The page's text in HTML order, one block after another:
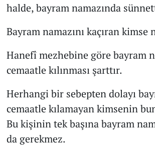
halde, bayram namazında
Bayram namazını kaçıran kimse
Hanefî mezhebine göre bayram
cemaatle kılınması şarttır.
Herhangi bir sebepten dolayı
cemaatle kılamayan kimsenin
Bu kişinin tek başına bayram
da gerekmez.